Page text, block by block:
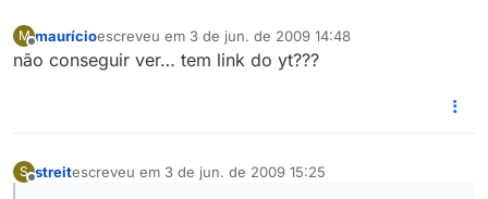
M maurícioescreveu em 3 de jun. de 2009 14:48
última edição por
não conseguir ver… tem link do yt???
S streitescreveu em 3 de jun. de 2009 15:25
última edição por